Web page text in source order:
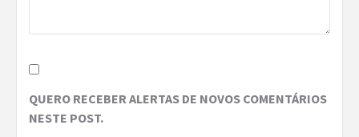
QUERO RECEBER ALERTAS DE NOVOS COMENTÁRIOS
NESTE POST.